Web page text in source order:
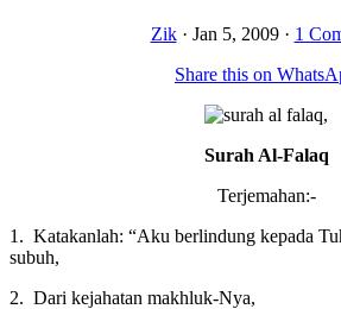
Zik· Jan 5, 2009· 1
Share this on
Surah Al-Falaq
Terjemahan:-
1. Katakanlah: “Aku berlindung kepada
subuh,
2. Dari kejahatan makhluk-Nya,